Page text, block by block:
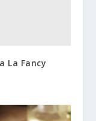
La Fancy